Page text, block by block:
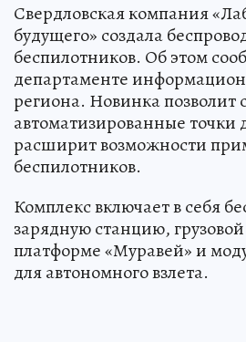
Свердловская компания
будущего» создала
беспилотников. Об этом
департаменте
региона. Новинка позволит
автоматизированные точки
расширит возможности
беспилотников.
Комплекс включает в себя
зарядную станцию,
платформе «Муравей» и
для автономного взлета.